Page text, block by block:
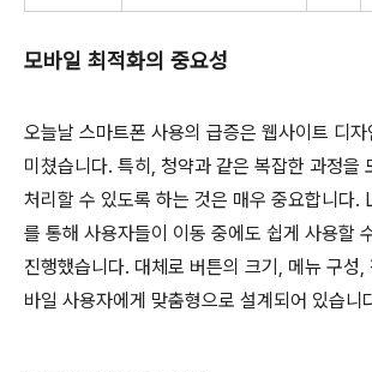
모바일 최적화의 중요성
오늘날 스마트폰 사용의 급증은 웹사이트 디
미쳤습니다. 특히, 청약과 같은 복잡한 과정을
처리할 수 있도록 하는 것은 매우 중요합니다.
를 통해 사용자들이 이동 중에도 쉽게 사용할
진행했습니다. 대체로 버튼의 크기, 메뉴 구성,
바일 사용자에게 맞춤형으로 설계되어 있습니